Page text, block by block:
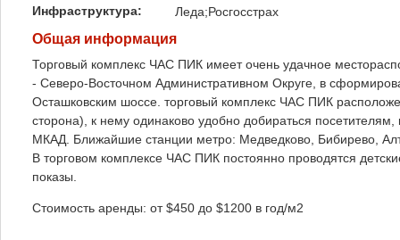
Инфраструктура:
Леда;Росгосстрах
Общая информация
Торговый комплекс ЧАС ПИК имеет очень удачное
- Северо-Восточном Административном Округе, в
Осташковским шоссе. торговый комплекс ЧАС ПИК
сторона), к нему одинаково удобно добираться
МКАД. Ближайшие станции метро: Медведково, Бибирево,
В торговом комплексе ЧАС ПИК постоянно проводятся
показы.
Стоимость аренды: от $450 до $1200 в год/м2